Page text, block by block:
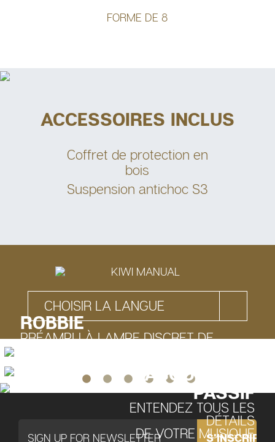
FORME DE 8
ACCESSOIRES INCLUS
Coffret de protection en
bois
Suspension antichoc S3
KIWI MANUAL
CHOISIR LA LANGUE
ROBBIE
PRÉAMPLI À LAMPE DISCRET DE
CASQUE BLUE
PASSIF
ENTENDEZ TOUS LES
DÉTAILS
DE VOTRE MUSIQUE